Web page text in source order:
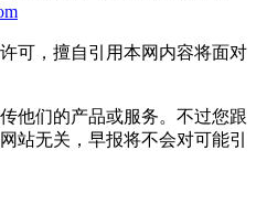
可，擅自引用本网内容将面对
他们的产品或服务。不过您跟
站无关，早报将不会对可能引